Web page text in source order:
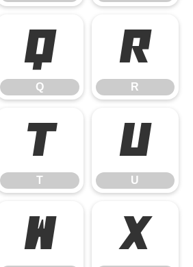
Q
Q
R
R
T
T
U
U
W X